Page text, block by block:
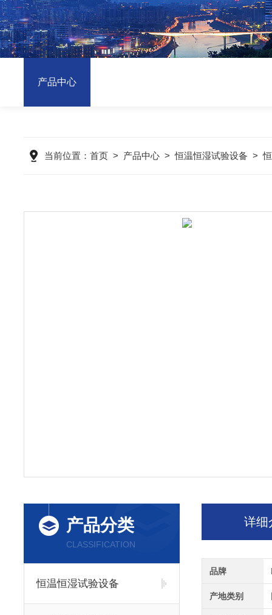
产品中心
当前位置： 首页 > 产品中心 >恒温恒湿试验设备 >
产品分类
CLASSIFICATION
恒温恒湿试验设备
详细
品牌
产地类别